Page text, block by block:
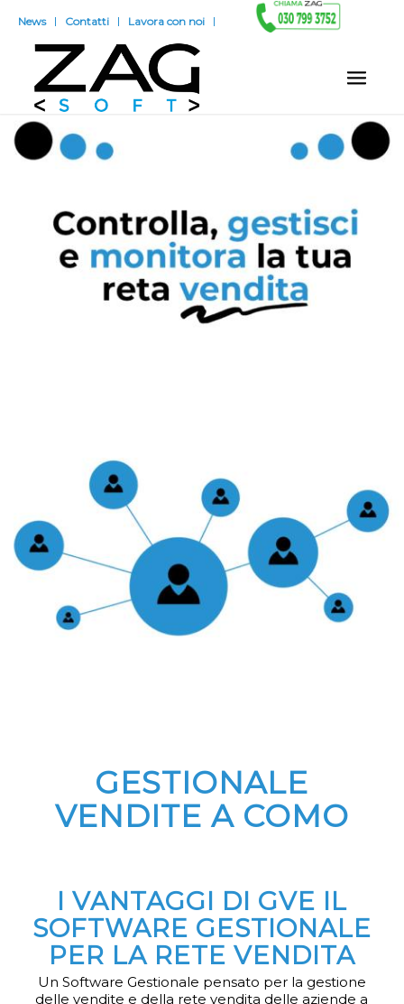
News Contatti Lavora con noi
GESTIONALE
VENDITE A COMO
I VANTAGGI DI GVE IL
SOFTWARE GESTIONALE
PER LA RETE VENDITA
Un Software Gestionale pensato per la gestione
delle vendite e della rete vendita delle aziende a